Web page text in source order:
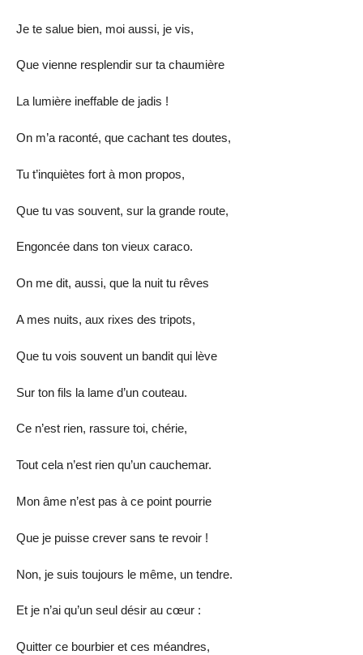
Je te salue bien, moi aussi, je vis,
Que vienne resplendir sur ta chaumière
La lumière ineffable de jadis !
On m’a raconté, que cachant tes doutes,
Tu t’inquiètes fort à mon propos,
Que tu vas souvent, sur la grande route,
Engoncée dans ton vieux caraco.
On me dit, aussi, que la nuit tu rêves
A mes nuits, aux rixes des tripots,
Que tu vois souvent un bandit qui lève
Sur ton fils la lame d’un couteau.
Ce n’est rien, rassure toi, chérie,
Tout cela n’est rien qu’un cauchemar.
Mon âme n’est pas à ce point pourrie
Que je puisse crever sans te revoir !
Non, je suis toujours le même, un tendre.
Et je n’ai qu’un seul désir au cœur :
Quitter ce bourbier et ces méandres,